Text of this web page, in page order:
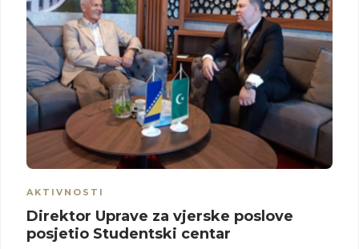
AKTIVNOSTI
Direktor Uprave za vjerske poslove
posjetio Studentski centar